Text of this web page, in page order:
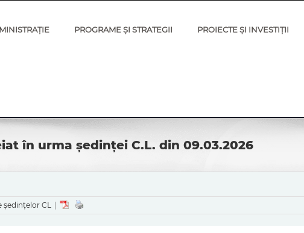
PROGRAME ȘI STRATEGII PROIECTE ȘI INVESTIȚII
în urma ședinței C.L. din 09.03.2026
ședințelor CL